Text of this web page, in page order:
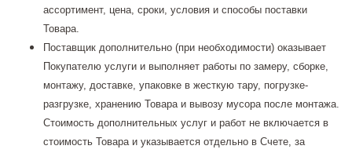
ассортимент, цена, сроки, условия и способы поставки
Товара.
Поставщик дополнительно (при необходимости) оказывает
Покупателю услуги и выполняет работы по замеру, сборке,
монтажу, доставке, упаковке в жесткую тару, погрузке-
разгрузке, хранению Товара и вывозу мусора после монтажа.
Стоимость дополнительных услуг и работ не включается в
стоимость Товара и указывается отдельно в Счете, за